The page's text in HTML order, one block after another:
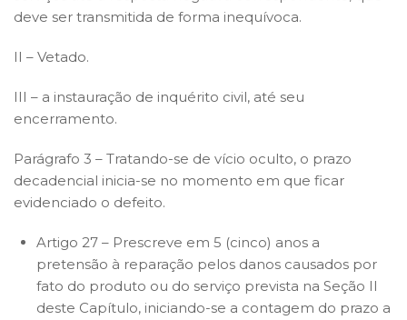
deve ser transmitida de forma inequívoca.
II – Vetado.
III – a instauração de inquérito civil, até seu
encerramento.
Parágrafo 3 – Tratando-se de vício oculto, o prazo
decadencial inicia-se no momento em que ficar
evidenciado o defeito.
Artigo 27 – Prescreve em 5 (cinco) anos a
pretensão à reparação pelos danos causados por
fato do produto ou do serviço prevista na Seção II
deste Capítulo, iniciando-se a contagem do prazo a